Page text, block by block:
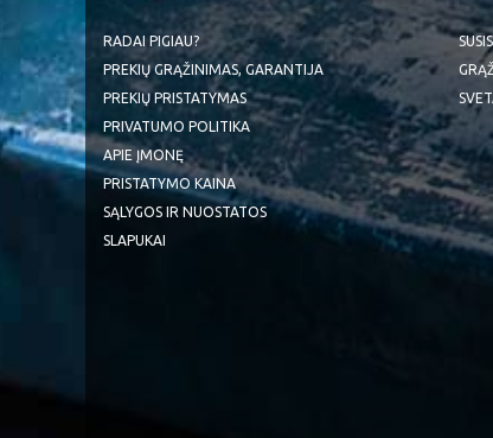
RADAI PIGIAU?
PREKIŲ GRĄŽINIMAS, GARANTIJA
PREKIŲ PRISTATYMAS
PRIVATUMO POLITIKA
APIE ĮMONĘ
PRISTATYMO KAINA
SĄLYGOS IR NUOSTATOS
SLAPUKAI